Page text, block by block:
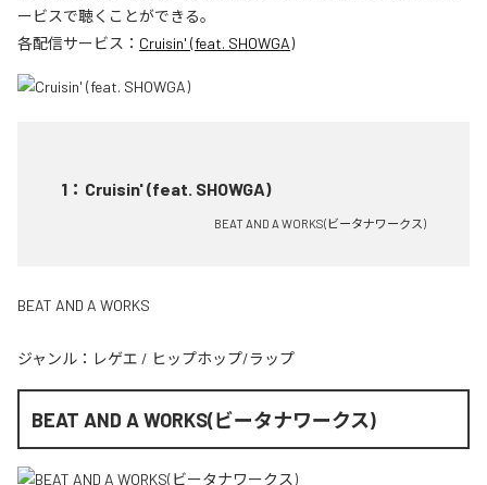
ービスで聴くことができる。
各配信サービス： Cruisin' (feat. SHOWGA)
1 ： Cruisin' (feat. SHOWGA)
BEAT AND A WORKS(ビータナワークス)
BEAT AND A WORKS
ジャンル： レゲエ / ヒップホップ/ラップ
BEAT AND A WORKS(ビータナワークス)